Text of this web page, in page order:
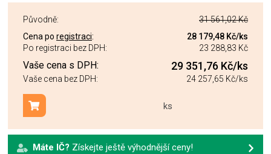
Původně:
31 561,02 Kč
Cena po registraci: 28 179,48 Kč/ks
Po registraci bez DPH:
23 288,83 Kč
Vaše cena s DPH: 29 351,76 Kč/ks
Vaše cena bez DPH: 24 257,65 Kč/ks
ks
Přidat do košíku
Máte IČ? Získejte ještě výhodnější ceny!